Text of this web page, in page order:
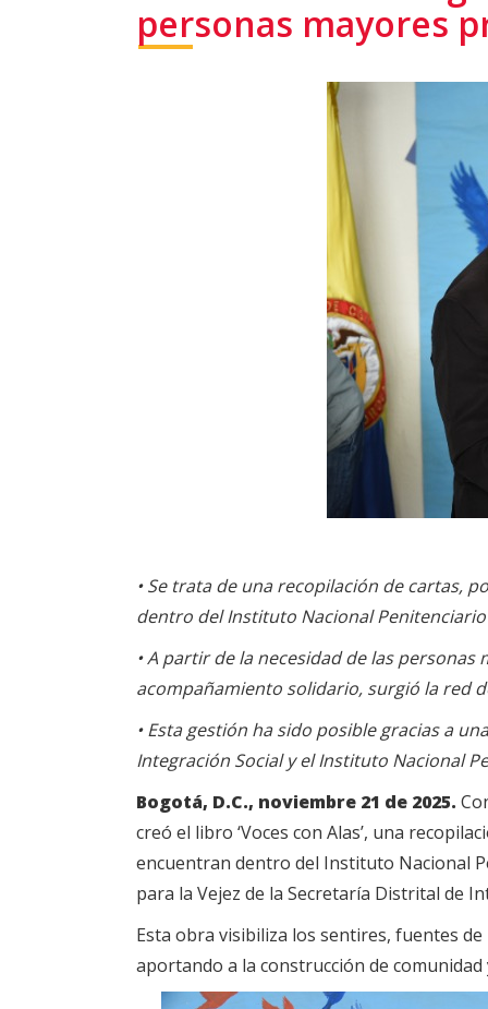
personas mayores
•Se trata de una recopilación de cartas,
dentro del Instituto Nacional Penitenciario
• A partir de la necesidad de las
acompañamiento solidario, surgió la red
• Esta gestión ha sido posible gracias a
Integración Social y el Instituto Nacional
Bogotá, D.C., noviembre 21 de 2025.
creó el libro ‘Voces con Alas’, una
encuentran dentro del Instituto Nacional
para la Vejez de la Secretaría Distrital de
Esta obra visibiliza los sentires, fuentes
aportando a la construcción de comunidad